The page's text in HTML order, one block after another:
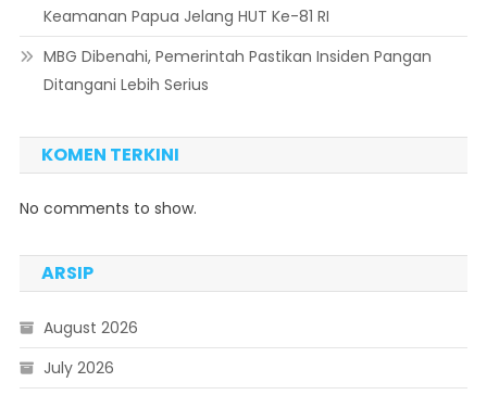
Keamanan Papua Jelang HUT Ke-81 RI
MBG Dibenahi, Pemerintah Pastikan Insiden Pangan
Ditangani Lebih Serius
KOMEN TERKINI
No comments to show.
ARSIP
August 2026
July 2026